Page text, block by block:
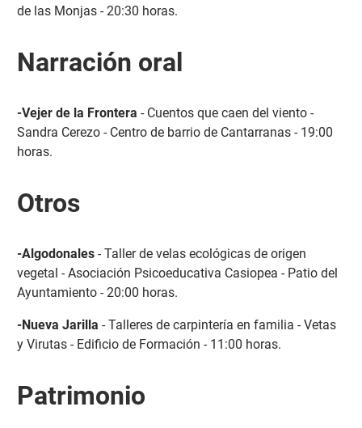
de las Monjas - 20:30 horas.
Narración oral
-Vejer de la Frontera - Cuentos que caen del viento -
Sandra Cerezo - Centro de barrio de Cantarranas - 19:00
horas.
Otros
-Algodonales- Taller de velas ecológicas de origen
vegetal - Asociación Psicoeducativa Casiopea - Patio del
Ayuntamiento - 20:00 horas.
-Nueva Jarilla - Talleres de carpintería en familia - Vetas
y Virutas - Edificio de Formación - 11:00 horas.
Patrimonio